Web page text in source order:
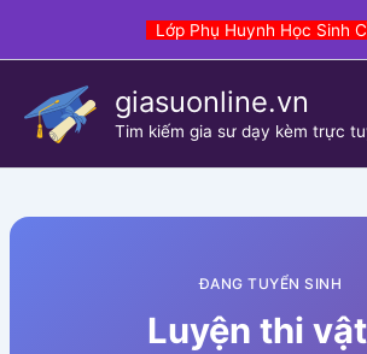
Lớp Phụ Huynh Học Sinh
giasuonline.vn
Tim kiếm gia sư dạy kèm trực
ĐANG TUYỂN SINH
Luyện thi